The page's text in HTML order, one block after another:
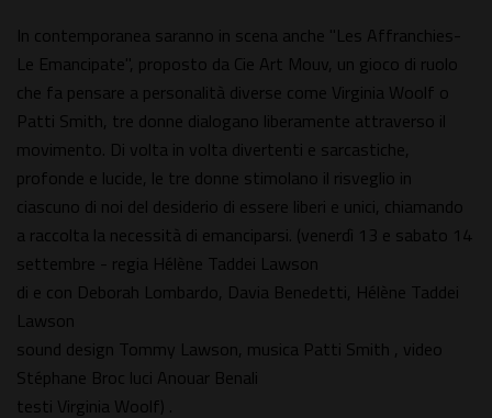
In contemporanea saranno in scena anche "Les Affranchies-
Le Emancipate", proposto da Cie Art Mouv, un gioco di ruolo
che fa pensare a personalità diverse come Virginia Woolf o
Patti Smith, tre donne dialogano liberamente attraverso il
movimento. Di volta in volta divertenti e sarcastiche,
profonde e lucide, le tre donne stimolano il risveglio in
ciascuno di noi del desiderio di essere liberi e unici, chiamando
a raccolta la necessità di emanciparsi. (venerdì 13 e sabato 14
settembre - regia Hélène Taddei Lawson
di e con Deborah Lombardo, Davia Benedetti, Hélène Taddei
Lawson
sound design Tommy Lawson, musica Patti Smith , video
Stéphane Broc luci Anouar Benali
testi Virginia Woolf) .